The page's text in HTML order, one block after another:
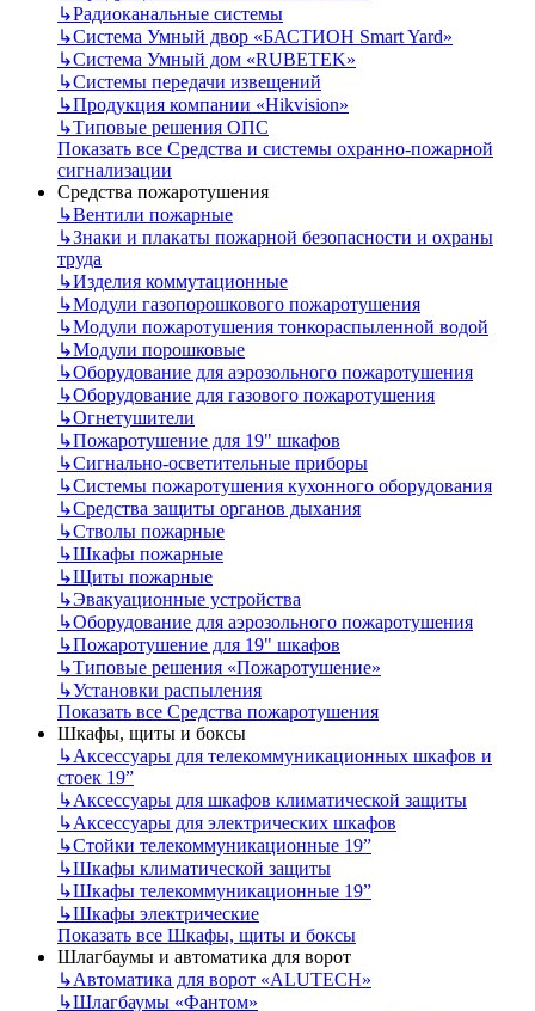
↳Радиоканальные системы
↳Система Умный двор «БАСТИОН Smart Yard»
↳Система Умный дом «RUBETEK»
↳Системы передачи извещений
↳Продукция компании «Hikvision»
↳Типовые решения ОПС
Показать все Средства и системы охранно-пожарной
сигнализации
Средства пожаротушения
↳Вентили пожарные
↳Знаки и плакаты пожарной безопасности и охраны
труда
↳Изделия коммутационные
↳Модули газопорошкового пожаротушения
↳Модули пожаротушения тонкораспыленной водой
↳Модули порошковые
↳Оборудование для аэрозольного пожаротушения
↳Оборудование для газового пожаротушения
↳Огнетушители
↳Пожаротушение для 19" шкафов
↳Сигнально-осветительные приборы
↳Системы пожаротушения кухонного оборудования
↳Средства защиты органов дыхания
↳Стволы пожарные
↳Шкафы пожарные
↳Щиты пожарные
↳Эвакуационные устройства
↳Оборудование для аэрозольного пожаротушения
↳Пожаротушение для 19" шкафов
↳Типовые решения «Пожаротушение»
↳Установки распыления
Показать все Средства пожаротушения
Шкафы, щиты и боксы
↳Аксессуары для телекоммуникационных шкафов и
стоек 19”
↳Аксессуары для шкафов климатической защиты
↳Аксессуары для электрических шкафов
↳Стойки телекоммуникационные 19”
↳Шкафы климатической защиты
↳Шкафы телекоммуникационные 19”
↳Шкафы электрические
Показать все Шкафы, щиты и боксы
Шлагбаумы и автоматика для ворот
↳Автоматика для ворот «ALUTECH»
↳Шлагбаумы «Фантом»